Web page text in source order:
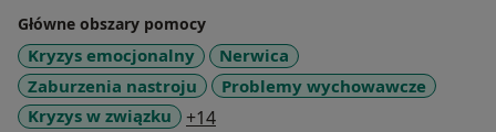
Główne obszary pomocy
Kryzys emocjonalny
Nerwica
Zaburzenia nastroju
Problemy wychowawcze
Kryzys w związku
+14a11y_sr_more_diseases